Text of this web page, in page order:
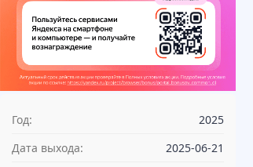
Год:
2025
Дата выхода:
2025-06-21